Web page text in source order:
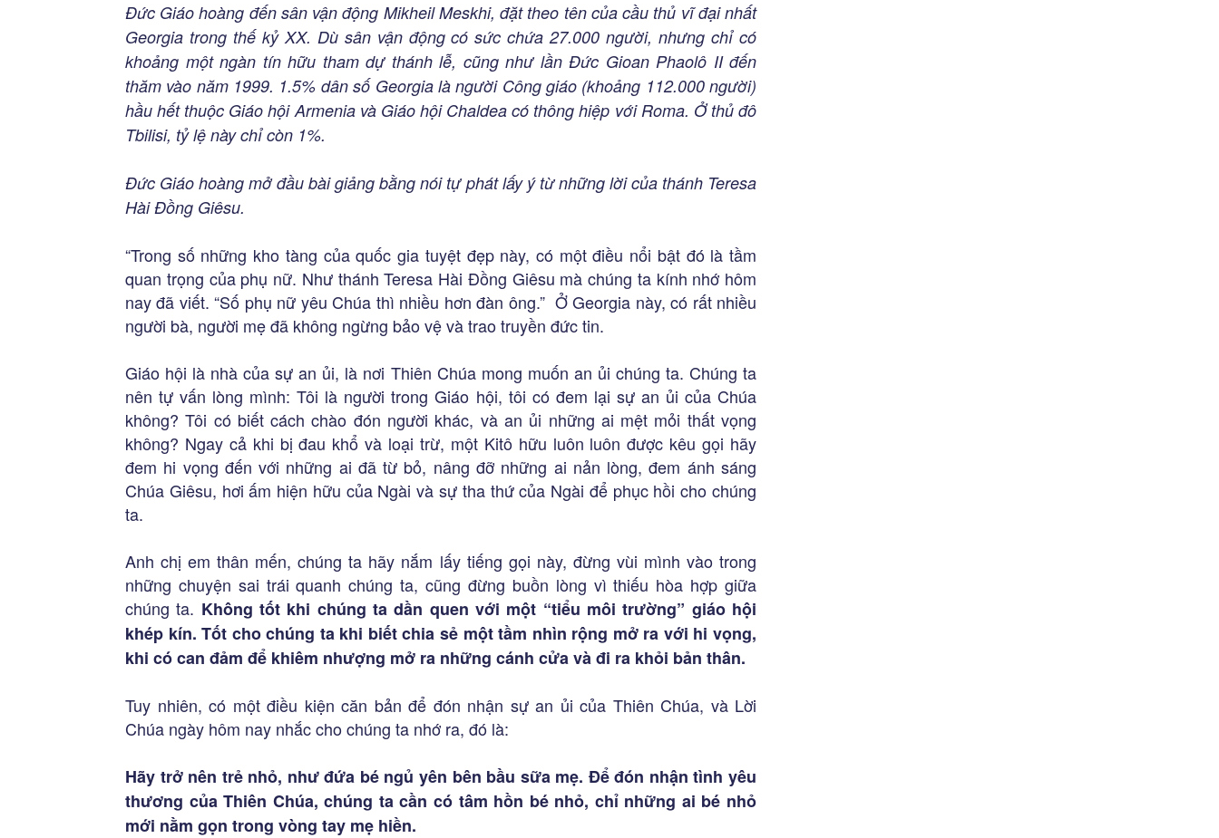
Đức Giáo hoàng đến sân vận động Mikheil Meskhi, đặt theo tên của cầu thủ vĩ đại nhất
Georgia trong thế kỷ XX. Dù sân vận động có sức chứa 27.000 người, nhưng chỉ có
khoảng một ngàn tín hữu tham dự thánh lễ, cũng như lần Đức Gioan Phaolô II đến
thăm vào năm 1999. 1.5% dân số Georgia là người Công giáo (khoảng 112.000 người)
hầu hết thuộc Giáo hội Armenia và Giáo hội Chaldea có thông hiệp với Roma. Ở thủ đô
Tbilisi, tỷ lệ này chỉ còn 1%.
Đức Giáo hoàng mở đầu bài giảng bằng nói tự phát lấy ý từ những lời của thánh Teresa
Hài Đồng Giêsu.
“Trong số những kho tàng của quốc gia tuyệt đẹp này, có một điều nổi bật đó là tầm
quan trọng của phụ nữ. Như thánh Teresa Hài Đồng Giêsu mà chúng ta kính nhớ hôm
nay đã viết. “Số phụ nữ yêu Chúa thì nhiều hơn đàn ông.” Ở Georgia này, có rất nhiều
người bà, người mẹ đã không ngừng bảo vệ và trao truyền đức tin.
Giáo hội là nhà của sự an ủi, là nơi Thiên Chúa mong muốn an ủi chúng ta. Chúng ta
nên tự vấn lòng mình: Tôi là người trong Giáo hội, tôi có đem lại sự an ủi của Chúa
không? Tôi có biết cách chào đón người khác, và an ủi những ai mệt mỏi thất vọng
không? Ngay cả khi bị đau khổ và loại trừ, một Kitô hữu luôn luôn được kêu gọi hãy
đem hi vọng đến với những ai đã từ bỏ, nâng đỡ những ai nản lòng, đem ánh sáng
Chúa Giêsu, hơi ấm hiện hữu của Ngài và sự tha thứ của Ngài để phục hồi cho chúng
ta.
Anh chị em thân mến, chúng ta hãy nắm lấy tiếng gọi này, đừng vùi mình vào trong
những chuyện sai trái quanh chúng ta, cũng đừng buồn lòng vì thiếu hòa hợp giữa
chúng ta. Không tốt khi chúng ta dần quen với một “tiểu môi trường” giáo hội
khép kín. Tốt cho chúng ta khi biết chia sẻ một tầm nhìn rộng mở ra với hi vọng,
khi có can đảm để khiêm nhượng mở ra những cánh cửa và đi ra khỏi bản thân.
Tuy nhiên, có một điều kiện căn bản để đón nhận sự an ủi của Thiên Chúa, và Lời
Chúa ngày hôm nay nhắc cho chúng ta nhớ ra, đó là:
Hãy trở nên trẻ nhỏ, như đứa bé ngủ yên bên bầu sữa mẹ. Để đón nhận tình yêu
thương của Thiên Chúa, chúng ta cần có tâm hồn bé nhỏ, chỉ những ai bé nhỏ
mới nằm gọn trong vòng tay mẹ hiền.